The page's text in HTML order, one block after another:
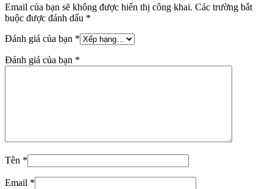
Email của bạn sẽ không được hiển thị công khai. Các trường bắt
buộc được đánh dấu *
Đánh giá của bạn *
Đánh giá của bạn *
Tên *
Email *